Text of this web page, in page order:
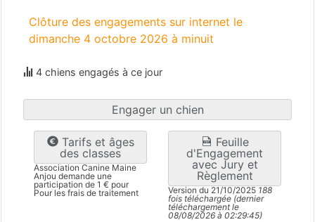
Clôture des engagements sur internet le
dimanche 4 octobre 2026 à minuit
4 chiens engagés à ce jour
Engager un chien
Tarifs et âges
des classes
Association Canine Maine
Anjou demande une
participation de 1 € pour
Pour les frais de traitement
Feuille
d'Engagement
avec Jury et
Règlement
Version du 21/10/2025 188
fois téléchargée (dernier
téléchargement le
08/08/2026 à 02:29:45)